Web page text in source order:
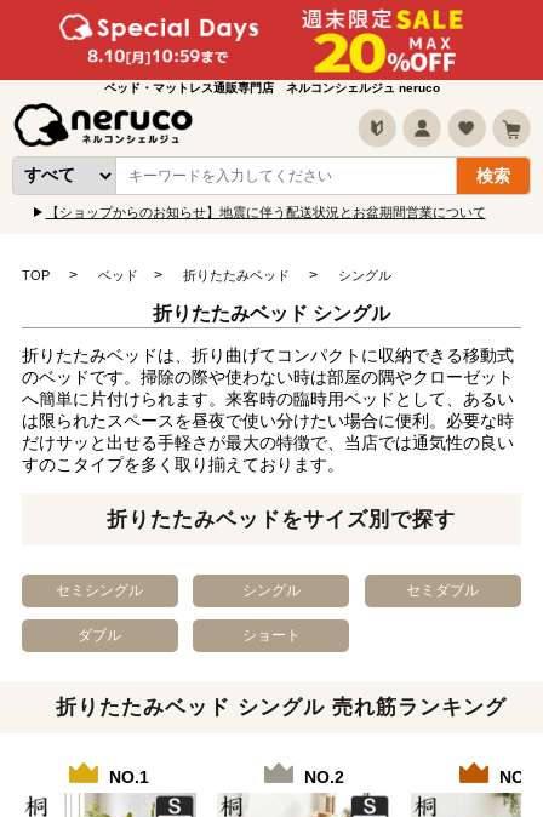
ベッド・マットレス通販専門店 ネルコンシェルジュ neruco
【ショップからのお知らせ】地震に伴う配送状況とお盆期間営業について
TOP ベッド 折りたたみベッド シングル
折りたたみベッド シングル
折りたたみベッドは、折り曲げてコンパクトに収納できる移動式
のベッドです。掃除の際や使わない時は部屋の隅やクローゼット
へ簡単に片付けられます。来客時の臨時用ベッドとして、あるい
は限られたスペースを昼夜で使い分けたい場合に便利。必要な時
だけサッと出せる手軽さが最大の特徴で、当店では通気性の良い
すのこタイプを多く取り揃えております。
折りたたみベッドをサイズ別で探す
セミシングル シングル セミダブル
ダブル ショート
折りたたみベッド シングル 売れ筋ランキング
NO.1 NO.2 NO.3